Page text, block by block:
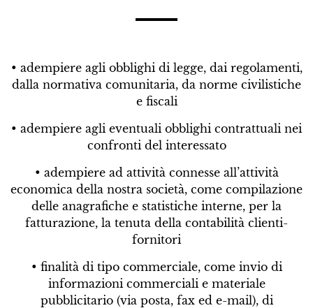
• adempiere agli obblighi di legge, dai regolamenti,
dalla normativa comunitaria, da norme civilistiche
e fiscali
• adempiere agli eventuali obblighi contrattuali nei
confronti del interessato
• adempiere ad attività connesse all’attività
economica della nostra società, come compilazione
delle anagrafiche e statistiche interne, per la
fatturazione, la tenuta della contabilità clienti-
fornitori
• finalità di tipo commerciale, come invio di
informazioni commerciali e materiale
pubblicitario (via posta, fax ed e-mail), di